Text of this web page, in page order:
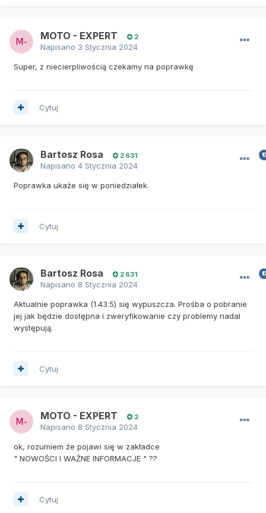
MOTO - EXPERT 2
Napisano 3 Stycznia 2024
Super, z niecierpliwością czekamy na poprawkę
Cytuj
Bartosz Rosa 2 631
Napisano 4 Stycznia 2024
Poprawka ukaże się w poniedziałek.
Cytuj
Bartosz Rosa 2 631
Napisano 8 Stycznia 2024
Aktualnie poprawka (1.43.5) się wypuszcza. Prośba o pobranie
jej jak będzie dostępna i zweryfikowanie czy problemy nadal
występują.
Cytuj
MOTO - EXPERT 2
Napisano 8 Stycznia 2024
ok, rozumiem że pojawi się w zakładce
" NOWOŚCI I WAŻNE INFORMACJE " ??
Cytuj